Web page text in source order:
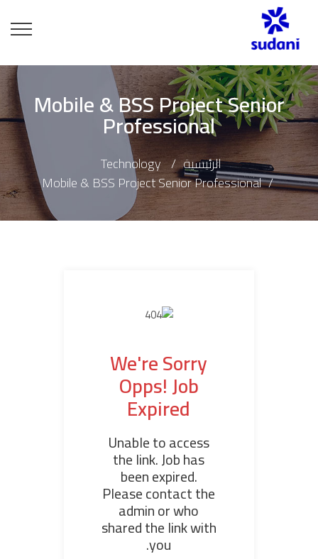
Mobile & BSS Project Senior
Professional
الرئيسية
Technology
Mobile & BSS Project Senior Professional
We're Sorry
Opps! Job
Expired
Unable to access
the link. Job has
been expired.
Please contact the
admin or who
shared the link with
you.